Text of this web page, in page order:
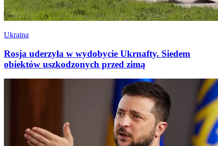
Ukraina
Rosja uderzyła w wydobycie Ukrnafty. Siedem
obiektów uszkodzonych przed zimą